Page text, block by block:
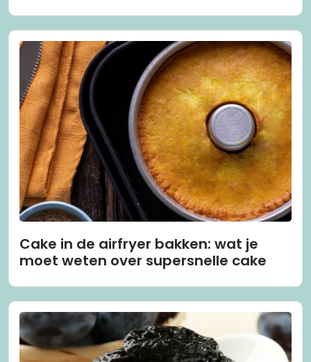
Cake in de airfryer bakken: wat je
moet weten over supersnelle cake